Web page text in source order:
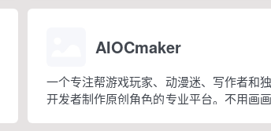
帮各类创意项目找到合适的姿势参考。
AIOCmaker
一个专注帮游戏玩家、动漫迷、写作者和
开发者制作原创角色的专业平台。不用画